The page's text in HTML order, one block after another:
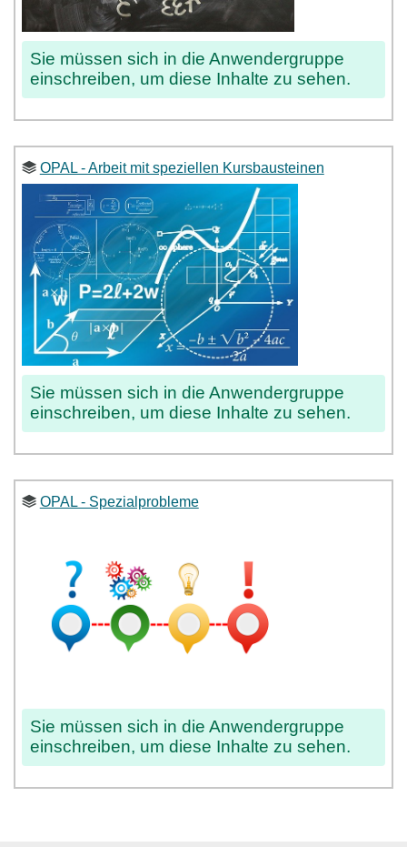
Sie müssen sich in die Anwendergruppe
einschreiben, um diese Inhalte zu sehen.
OPAL - Arbeit mit speziellen Kursbausteinen
Sie müssen sich in die Anwendergruppe
einschreiben, um diese Inhalte zu sehen.
OPAL - Spezialprobleme
Sie müssen sich in die Anwendergruppe
einschreiben, um diese Inhalte zu sehen.